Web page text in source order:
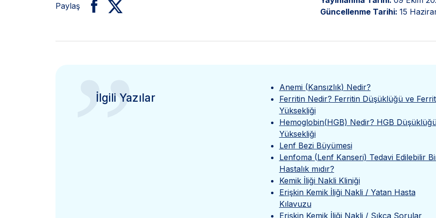
Paylaş
Güncellenme Tarihi: 15
”
İlgili Yazılar
Anemi (Kansızlık) Nedir?
Ferritin Nedir? Ferritin Düşüklüğü ve
Yüksekliği
Hemoglobin(HGB) Nedir? HGB
Yüksekliği
Lenf Bezi Büyümesi
Lenfoma (Lenf Kanseri) Tedavi Edilebilir
Hastalık mıdır?
Kemik İliği Nakli Kliniği
Erişkin Kemik İliği Nakli / Yatan Hasta
Kılavuzu
Erişkin Kemik İliği Nakli / Sıkça Sorular